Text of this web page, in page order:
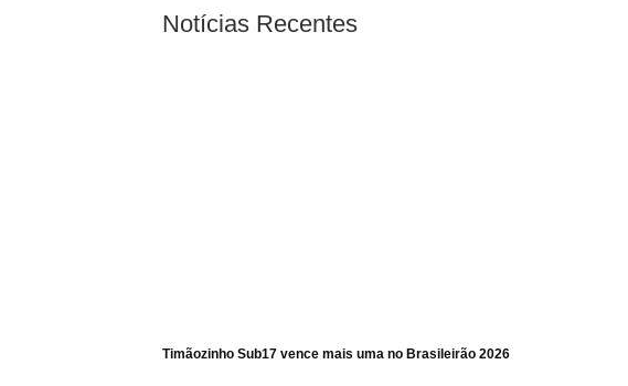
Notícias Recentes
Timãozinho Sub17 vence mais uma no Brasileirão 2026